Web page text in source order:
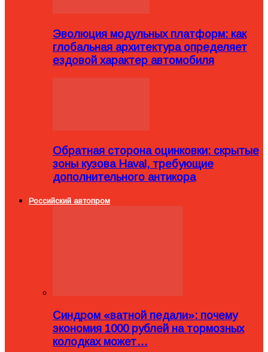
Эволюция модульных платформ: как
глобальная архитектура определяет
ездовой характер автомобиля
Обратная сторона оцинковки: скрытые
зоны кузова Haval, требующие
дополнительного антикора
Российский автопром
Синдром «ватной педали»: почему
экономия 1000 рублей на тормозных
колодках может…